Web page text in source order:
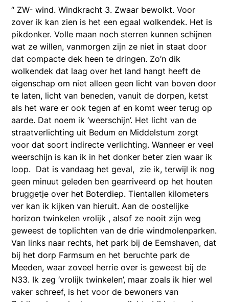
“ ZW- wind. Windkracht 3. Zwaar bewolkt. Voor
zover ik kan zien is het een egaal wolkendek. Het is
pikdonker. Volle maan noch sterren kunnen schijnen
wat ze willen, vanmorgen zijn ze niet in staat door
dat compacte dek heen te dringen. Zo’n dik
wolkendek dat laag over het land hangt heeft de
eigenschap om niet alleen geen licht van boven door
te laten, licht van beneden, vanuit de dorpen, ketst
als het ware er ook tegen af en komt weer terug op
aarde. Dat noem ik ‘weerschijn’. Het licht van de
straatverlichting uit Bedum en Middelstum zorgt
voor dat soort indirecte verlichting. Wanneer er veel
weerschijn is kan ik in het donker beter zien waar ik
loop. Dat is vandaag het geval, zie ik, terwijl ik nog
geen minuut geleden ben gearriveerd op het houten
bruggetje over het Boterdiep. Tientallen kilometers
ver kan ik kijken van hieruit. Aan de oostelijke
horizon twinkelen vrolijk , alsof ze nooit zijn weg
geweest de toplichten van de drie windmolenparken.
Van links naar rechts, het park bij de Eemshaven, dat
bij het dorp Farmsum en het beruchte park de
Meeden, waar zoveel herrie over is geweest bij de
N33. Ik zeg ‘vrolijk twinkelen’, maar zoals ik hier wel
vaker schreef, is het voor de bewoners van